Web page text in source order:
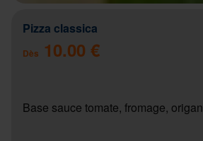
Pizza classica
Dès 10.00 €
Base sauce tomate, fromage, origan